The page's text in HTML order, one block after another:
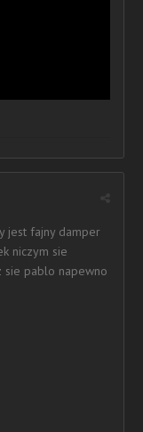
jest fajny damper
niczym sie
sie pablo napewno